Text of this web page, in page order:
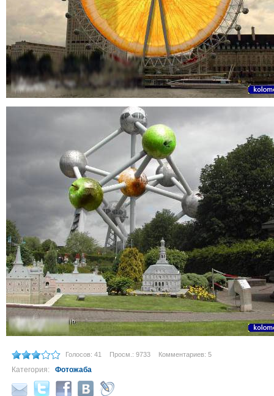
Голосов: 41 Просм.: 9733 Комментариев: 5
Категория: Фотожаба